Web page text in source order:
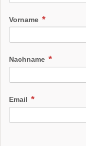
Vorname
Nachname
Email